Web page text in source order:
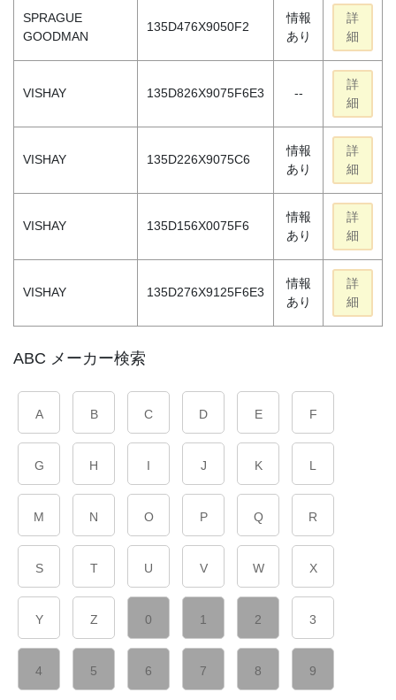
SPRAGUE
GOODMAN
135D476X9050F2
情報
あり
詳
細
VISHAY 135D826X9075F6E3 --
詳
細
VISHAY 135D226X9075C6
情報
あり
詳
細
VISHAY 135D156X0075F6
情報
あり
詳
細
VISHAY 135D276X9125F6E3
情報
あり
詳
細
ABC メーカー検索
A B C D E F
G H I J K L
M N O P Q R
S T U V W X
Y Z 0 1 2 3
4 5 6 7 8 9